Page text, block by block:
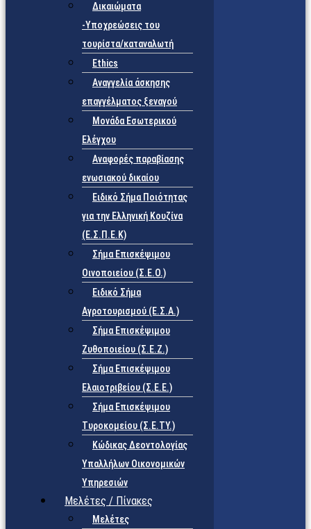
Δικαιώματα
-Υποχρεώσεις του
τουρίστα/καταναλωτή
Ethics
Αναγγελία άσκησης
επαγγέλματος ξεναγού
Μονάδα Εσωτερικού
Ελέγχου
Αναφορές παραβίασης
ενωσιακού δικαίου
Ειδικό Σήμα Ποιότητας
για την Ελληνική Κουζίνα
(Ε.Σ.Π.Ε.Κ)
Σήμα Επισκέψιμου
Οινοποιείου (Σ.Ε.Ο.)
Ειδικό Σήμα
Αγροτουρισμού (Ε.Σ.Α.)
Σήμα Επισκέψιμου
Ζυθοποιείου (Σ.Ε.Ζ.)
Σήμα Επισκέψιμου
Ελαιοτριβείου (Σ.Ε.Ε.)
Σήμα Επισκέψιμου
Τυροκομείου (Σ.Ε.TY.)
Κώδικας Δεοντολογίας
Υπαλλήλων Οικονομικών
Υπηρεσιών
Μελέτες / Πίνακες
Μελέτες